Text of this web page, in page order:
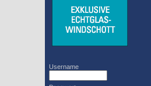
Username